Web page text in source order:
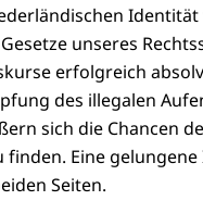
unseres
erfolgreich
des illegalen
sich die Chancen
finden. Eine
Seiten.